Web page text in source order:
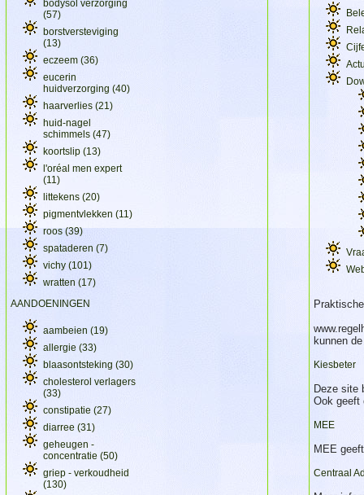
bodysol verzorging
(57)
borstversteviging
(13)
eczeem (36)
eucerin
huidverzorging (40)
haarverlies (21)
huid-nagel
schimmels (47)
koortslip (13)
l'oréal men expert
(11)
littekens (20)
pigmentvlekken (11)
roos(39)
spataderen (7)
vichy (101)
wratten (17)
AANDOENINGEN
aambeien (19)
allergie (33)
blaasontsteking (30)
cholesterol verlagers
(33)
constipatie (27)
diarree (31)
geheugen -
concentratie (50)
griep - verkoudheid
(130)
kunnen
Kiesbeter
Deze site
Ook geeft
MEE
MEE
Centraal